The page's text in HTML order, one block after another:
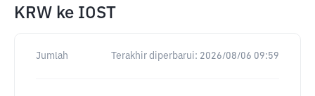
KRW ke IOST
Jumlah Terakhir diperbarui: 2026/08/06 09:59